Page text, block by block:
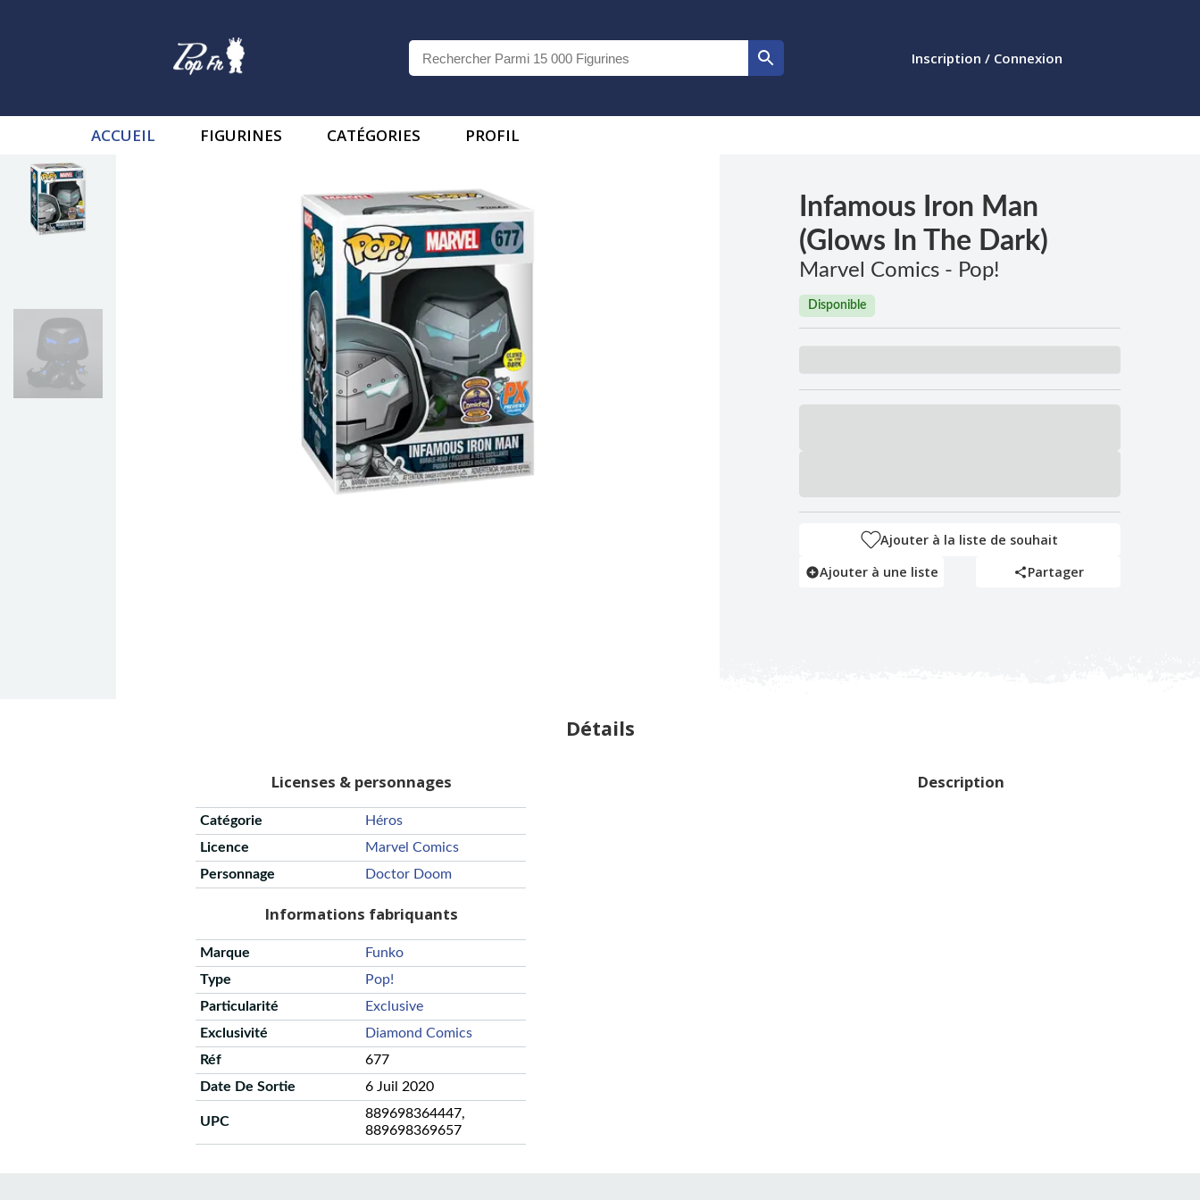
Inscription / Connexion
ACCUEIL FIGURINES CATÉGORIES PROFIL
Infamous Iron Man
(Glows In The Dark)
Marvel Comics - Pop!
Disponible
Ajouter à la liste de souhait
Ajouter à une liste
Partager
Détails
Licenses & personnages
Catégorie
Héros
Licence
Marvel Comics
Personnage
Doctor Doom
Informations fabriquants
Marque
Funko
Type
Pop!
Particularité
Exclusive
Exclusivité
Diamond Comics
Réf
677
Date De Sortie
6 Juil 2020
UPC
889698364447,
889698369657
Description